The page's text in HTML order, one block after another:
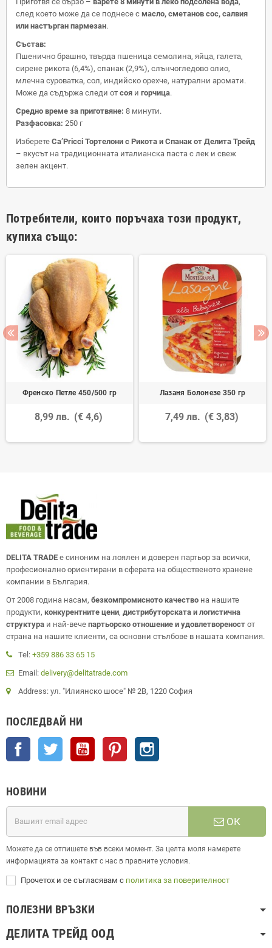
след което може да се поднесе с масло, сметанов сос, салвия
или настърган пармезан.
Състав:
Пшенично брашно, твърда пшеница семолина, яйца, галета,
сирене рикота (6,4%), спанак (2,9%), слънчогледово олио,
млечна суроватка, сол, индийско орехче, натурални аромати.
Може да съдържа следи от соя и горчица.
Средно време за приготвяне: 8 минути.
Разфасовка: 250 г
Изберете Ca’Pricci Тортелони с Рикота и Спанак от Делита Трейд
– вкусът на традиционната италианска паста с лек и свеж
зелен акцент.
Потребители, които поръчаха този продукт,
купиха също:
Френско Петле 450/500 гр
8,99 лв. (€ 4,6)
Лазаня Болонезе 350 гр
7,49 лв. (€ 3,83)
DELITA TRADE е синоним на лоялен и доверен партьор за всички,
професионално ориентирани в сферата на общественото хранене
компании в България.
От 2008 година насам, безкомпромисното качество на нашите
продукти, конкурентните цени, дистрибуторската и логистична
структура и най-вече партьорско отношение и удовлетвореност от
страна на нашите клиенти, са основни стълбове в нашата компания.
Tel: +359 886 33 65 15
Email: delivery@delitatrade.com
Address: ул. "Илиянско шосе" № 2В, 1220 София
ПОСЛЕДВАЙ НИ
Facebook Twitter YouTube Pinterest
НОВИНИ
ОК
Можете да се отпишете във всеки момент. За целта моля намерете
информацията за контакт с нас в правните условия.
Прочетох и се съгласявам с политика за поверителност
ПОЛЕЗНИ ВРЪЗКИ
ДЕЛИТА ТРЕЙД ООД